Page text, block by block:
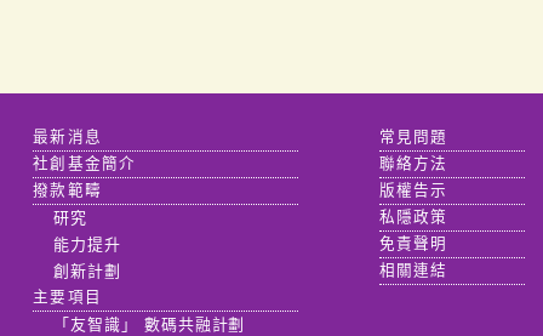
最新消息
社創基金簡介
撥款範疇
研究
能力提升
創新計劃
主要項目
「友智識」 數碼共融計劃
常見問題
聯絡方法
版權告示
私隱政策
免責聲明
相關連結